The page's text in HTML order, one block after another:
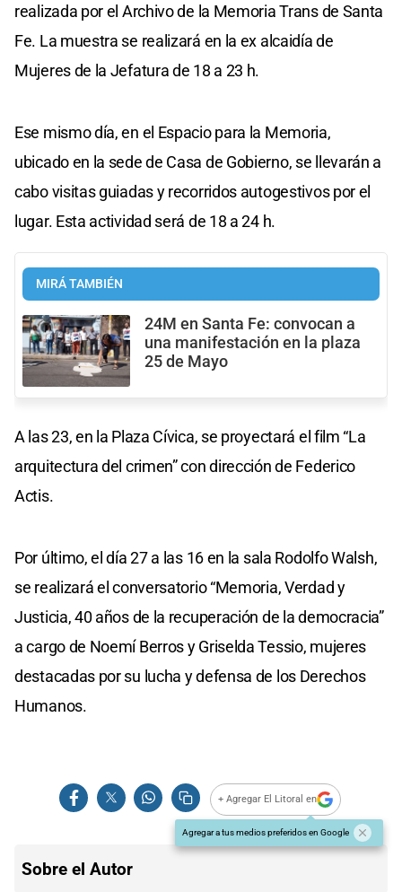
realizada por el Archivo de la Memoria Trans de Santa
Fe. La muestra se realizará en la ex alcaidía de
Mujeres de la Jefatura de 18 a 23 h.
Ese mismo día, en el Espacio para la Memoria,
ubicado en la sede de Casa de Gobierno, se llevarán a
cabo visitas guiadas y recorridos autogestivos por el
lugar. Esta actividad será de 18 a 24 h.
MIRÁ TAMBIÉN
24M en Santa Fe: convocan a
una manifestación en la plaza
25 de Mayo
A las 23, en la Plaza Cívica, se proyectará el film “La
arquitectura del crimen” con dirección de Federico
Actis.
Por último, el día 27 a las 16 en la sala Rodolfo Walsh,
se realizará el conversatorio “Memoria, Verdad y
Justicia, 40 años de la recuperación de la democracia”
a cargo de Noemí Berros y Griselda Tessio, mujeres
destacadas por su lucha y defensa de los Derechos
Humanos.
+ Agregar El Litoral en
Agregar a tus medios preferidos en Google
Sobre el Autor